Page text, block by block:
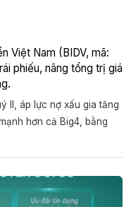
Việt Nam (BIDV, mã:
phiếu, nâng tổng trị giá
II, áp lực nợ xấu gia tăng
hơn cả Big4, bằng